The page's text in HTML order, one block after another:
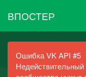
ВПОСТЕР
Ошибка VK API #5